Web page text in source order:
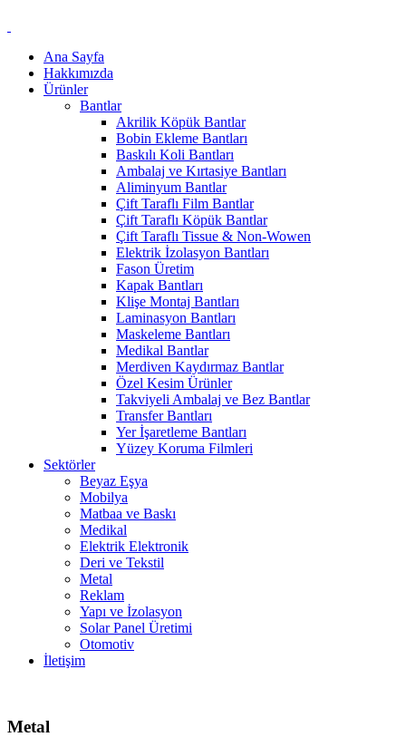
Ana Sayfa
Hakkımızda
Ürünler
Bantlar
Akrilik Köpük Bantlar
Bobin Ekleme Bantları
Baskılı Koli Bantları
Ambalaj ve Kırtasiye Bantları
Aliminyum Bantlar
Çift Taraflı Film Bantlar
Çift Taraflı Köpük Bantlar
Çift Taraflı Tissue & Non-Wowen
Elektrik İzolasyon Bantları
Fason Üretim
Kapak Bantları
Klişe Montaj Bantları
Laminasyon Bantları
Maskeleme Bantları
Medikal Bantlar
Merdiven Kaydırmaz Bantlar
Özel Kesim Ürünler
Takviyeli Ambalaj ve Bez Bantlar
Transfer Bantları
Yer İşaretleme Bantları
Yüzey Koruma Filmleri
Sektörler
Beyaz Eşya
Mobilya
Matbaa ve Baskı
Medikal
Elektrik Elektronik
Deri ve Tekstil
Metal
Reklam
Yapı ve İzolasyon
Solar Panel Üretimi
Otomotiv
İletişim
Metal